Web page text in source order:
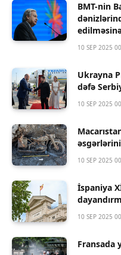
BMT-nin
10 SEP 2025
Ukrayna
dəfə
10 SEP 2025
10 SEP 2025
İspaniya
10 SEP 2025
Fransada